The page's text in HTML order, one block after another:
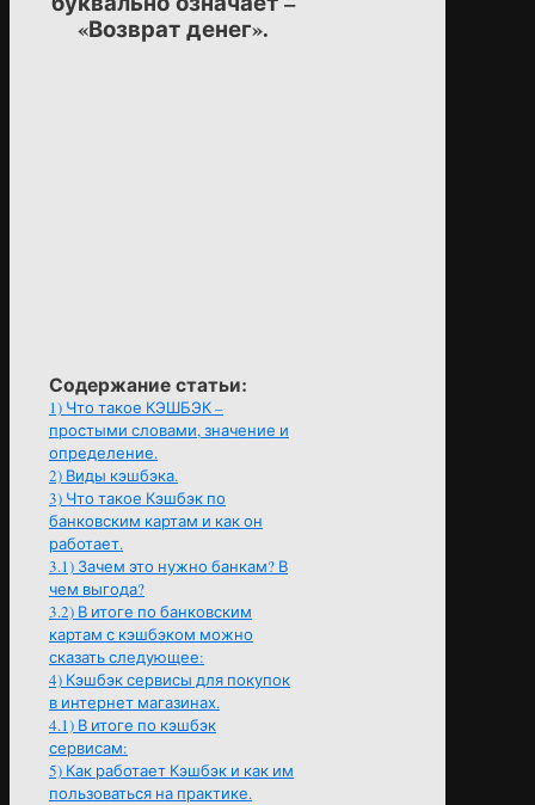
«Возврат денег».
Содержание статьи:
1) Что такое КЭШБЭК –
простыми словами, значение и
определение.
2) Виды кэшбэка.
3) Что такое Кэшбэк по
банковским картам и как он
работает.
3.1) Зачем это нужно банкам? В
чем выгода?
3.2) В итоге по банковским
картам с кэшбэком можно
сказать следующее:
4) Кэшбэк сервисы для покупок
в интернет магазинах.
4.1) В итоге по кэшбэк
сервисам:
5) Как работает Кэшбэк и как им
пользоваться на практике.